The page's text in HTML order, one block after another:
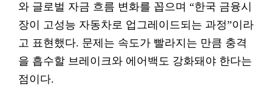
와 글로벌 자금 흐름 변화를 꼽으며 “한국 금융시
장이 고성능 자동차로 업그레이드되는 과정”이라
고 표현했다. 문제는 속도가 빨라지는 만큼 충격
을 흡수할 브레이크와 에어백도 강화돼야 한다는
점이다.